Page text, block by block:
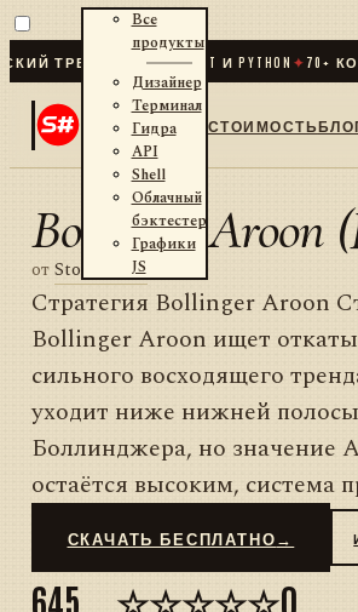
ТРЕЙДИНГ ДЛЯ .NET И PYTHON✦70 +
Все
продукты
Дизайнер
Терминал
Гидра
API
Shell
Облачный
бэктестер
Графики
JS
СТОИМОСТЬ
Bollinger Aroon
отStockSharp
Стратегия Bollinger Aroon
Bollinger Aroon ищет
сильного восходящего
уходит ниже нижней полосы
Боллинджера, но значение
остаётся высоким, система
СКАЧАТЬ БЕСПЛАТНО →
645 ☆☆☆☆☆0